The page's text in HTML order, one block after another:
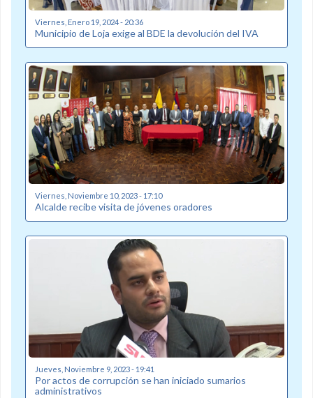
Viernes, Enero 19, 2024 - 20:36
Municipio de Loja exige al BDE la devolución del IVA
Viernes, Noviembre 10, 2023 - 17:10
Alcalde recibe visita de jóvenes oradores
Jueves, Noviembre 9, 2023 - 19:41
Por actos de corrupción se han iniciado sumarios
administrativos